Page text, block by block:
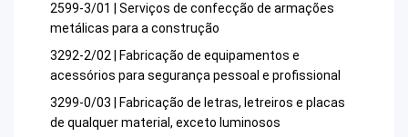
2599-3/01 | Serviços de confecção de armações
metálicas para a construção
3292-2/02 | Fabricação de equipamentos e
acessórios para segurança pessoal e profissional
3299-0/03 | Fabricação de letras, letreiros e placas
de qualquer material, exceto luminosos